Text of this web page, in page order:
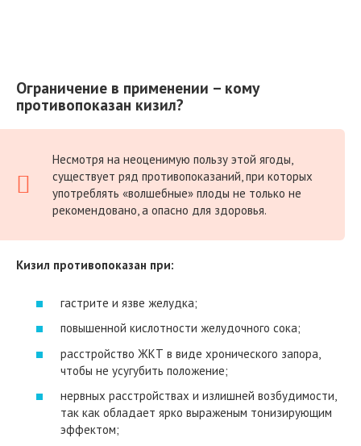
Ограничение в применении – кому
противопоказан кизил?
Несмотря на неоценимую пользу этой ягоды,
существует ряд противопоказаний, при которых
употреблять «волшебные» плоды не только не
рекомендовано, а опасно для здоровья.
Кизил противопоказан при:
гастрите и язве желудка;
повышенной кислотности желудочного сока;
расстройство ЖКТ в виде хронического запора,
чтобы не усугубить положение;
нервных расстройствах и излишней возбудимости,
так как обладает ярко выраженым тонизирующим
эффектом;